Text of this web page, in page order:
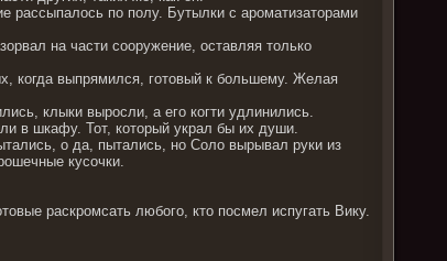
рассыпалось по полу. Бутылки с ароматизаторами
на части сооружение, оставляя только
когда выпрямился, готовый к большему. Желая
клыки выросли, а его когти удлинились.
в шкафу. Тот, который украл бы их души.
о да, пытались, но Соло вырывал руки из
кусочки.
раскромсать любого, кто посмел испугать Вику.